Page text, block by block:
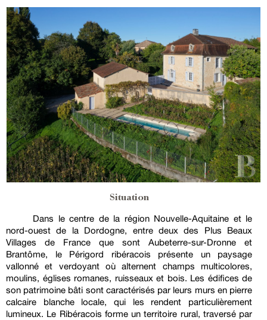
Situation
Dans le centre de la région Nouvelle-Aquitaine et le
nord-ouest de la Dordogne, entre deux des Plus Beaux
Villages de France que sont Aubeterre-sur-Dronne et
Brantôme, le Périgord ribéracois présente un paysage
vallonné et verdoyant où alternent champs multicolores,
moulins, églises romanes, ruisseaux et bois. Les édifices de
son patrimoine bâti sont caractérisés par leurs murs en pierre
calcaire blanche locale, qui les rendent particulièrement
lumineux. Le Ribéracois forme un territoire rural, traversé par